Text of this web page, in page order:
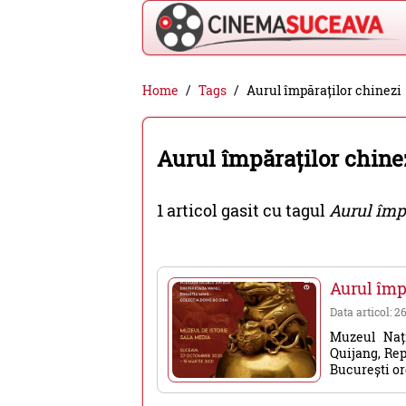
Cinema
Suceava
filme
cinema,
evenimente
din
Suceava
Home Tags Aurul împăraților chinezi
Aurul împăraților
1 articol gasit cu tagulAurul
Aurul
Data articol:
Muzeul
Quijang,
București